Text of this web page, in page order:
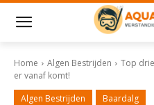
Home Algen Bestrijden
Top
er vanaf komt!
Algen Bestrijden
Baardalg